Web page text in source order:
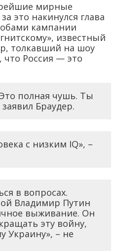
мирные
это накинулся глава
кампании
известный
толкавший на шоу
что Россия — это
полная чушь. Ты
Браудер.
с низким IQ», –
в вопросах.
Владимир Путин
выживание. Он
эту войну,
Украину», – не